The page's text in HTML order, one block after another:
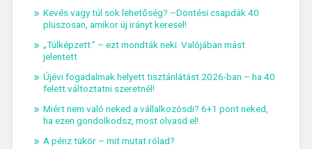
Kevés vagy túl sok lehetőség? –Döntési csapdák 40
pluszosan, amikor új irányt keresel!
„Túlképzett.” – ezt mondták neki. Valójában mást
jelentett
Újévi fogadalmak helyett tisztánlátást 2026-ban – ha 40
felett változtatni szeretnél!
Miért nem való neked a vállalkozósdi? 6+1 pont neked,
ha ezen gondolkodsz, most olvasd el!
A pénz tükör – mit mutat rólad?